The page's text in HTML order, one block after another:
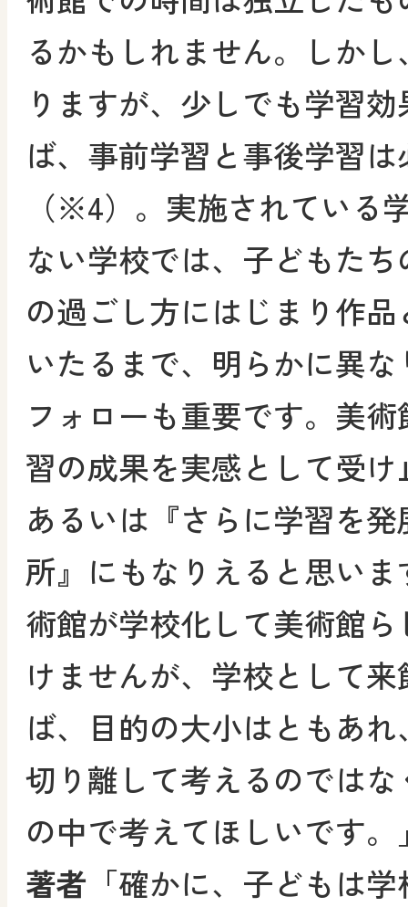
るかもしれません。しか
りますが、少しでも学習
ば、事前学習と事後学習
（※4）。実施されている
ない学校では、子どもた
の過ごし方にはじまり作
いたるまで、明らかに異
フォローも重要です。美
習の成果を実感として受
あるいは『さらに学習を
所』にもなりえると思い
術館が学校化して美術館
けませんが、学校として
ば、目的の大小はともあ
切り離して考えるのでは
の中で考えてほしいです。
著者 「確かに、子どもは